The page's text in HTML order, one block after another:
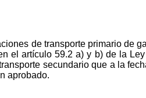
de transporte primario de
el artículo 59.2 a) y b) de la
secundario que a la
aprobado.